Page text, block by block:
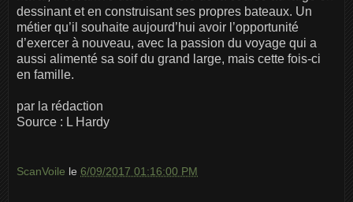
dessinant et en construisant ses propres bateaux. Un
métier qu’il souhaite aujourd’hui avoir l’opportunité
d’exercer à nouveau, avec la passion du voyage qui a
aussi alimenté sa soif du grand large, mais cette fois-ci
en famille.
par la rédaction
Source : L Hardy
ScanVoile le 6/09/2017 01:16:00 PM